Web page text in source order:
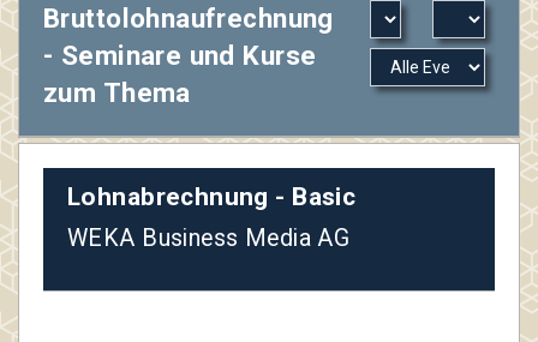
Bruttolohnaufrechnung
- Seminare und Kurse
zum Thema
Lohnabrechnung - Basic
WEKA Business Media AG